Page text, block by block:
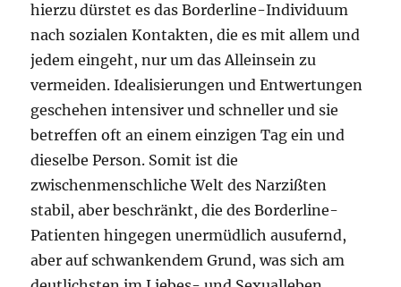
hierzu dürstet es das Borderline-Individuum
nach sozialen Kontakten, die es mit allem und
jedem eingeht, nur um das Alleinsein zu
vermeiden. Idealisierungen und Entwertungen
geschehen intensiver und schneller und sie
betreffen oft an einem einzigen Tag ein und
dieselbe Person. Somit ist die
zwischenmenschliche Welt des Narzißten
stabil, aber beschränkt, die des Borderline-
Patienten hingegen unermüdlich ausufernd,
aber auf schwankendem Grund, was sich am